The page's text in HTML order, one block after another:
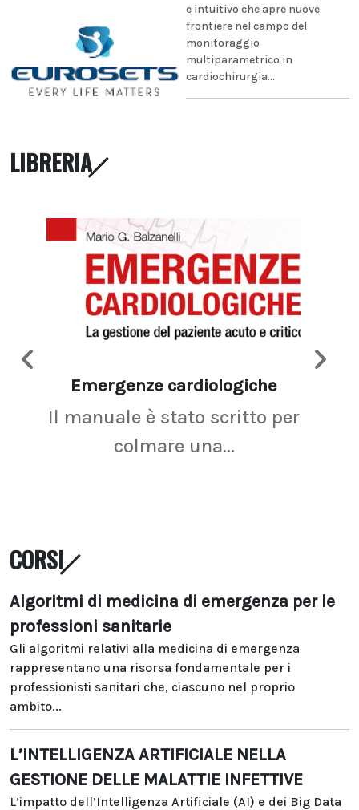
e intuitivo che apre nuove
frontiere nel campo del
monitoraggio
multiparametrico in
cardiochirurgia...
LIBRERIA
Emergenze cardiologiche
Il manuale è stato scritto per
colmare una...
CORSI
Algoritmi di medicina di emergenza per le
professioni sanitarie
Gli algoritmi relativi alla medicina di emergenza
rappresentano una risorsa fondamentale per i
professionisti sanitari che, ciascuno nel proprio
ambito...
L’INTELLIGENZA ARTIFICIALE NELLA
GESTIONE DELLE MALATTIE INFETTIVE
L’impatto dell’Intelligenza Artificiale (AI) e dei Big Data